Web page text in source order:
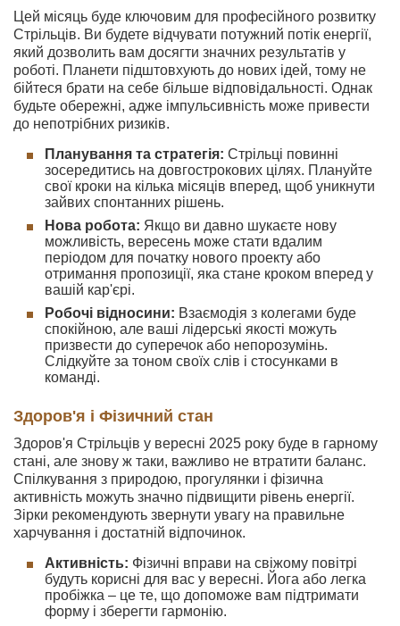
Цей місяць буде ключовим для професійного розвитку
Стрільців. Ви будете відчувати потужний потік енергії,
який дозволить вам досягти значних результатів у
роботі. Планети підштовхують до нових ідей, тому не
бійтеся брати на себе більше відповідальності. Однак
будьте обережні, адже імпульсивність може привести
до непотрібних ризиків.
Планування та стратегія: Стрільці повинні
зосередитись на довгострокових цілях. Плануйте
свої кроки на кілька місяців вперед, щоб уникнути
зайвих спонтанних рішень.
Нова робота: Якщо ви давно шукаєте нову
можливість, вересень може стати вдалим
періодом для початку нового проекту або
отримання пропозиції, яка стане кроком вперед у
вашій кар'єрі.
Робочі відносини: Взаємодія з колегами буде
спокійною, але ваші лідерські якості можуть
призвести до суперечок або непорозумінь.
Слідкуйте за тоном своїх слів і стосунками в
команді.
Здоров'я і Фізичний стан
Здоров'я Стрільців у вересні 2025 року буде в гарному
стані, але знову ж таки, важливо не втратити баланс.
Спілкування з природою, прогулянки і фізична
активність можуть значно підвищити рівень енергії.
Зірки рекомендують звернути увагу на правильне
харчування і достатній відпочинок.
Активність: Фізичні вправи на свіжому повітрі
будуть корисні для вас у вересні. Йога або легка
пробіжка – це те, що допоможе вам підтримати
форму і зберегти гармонію.